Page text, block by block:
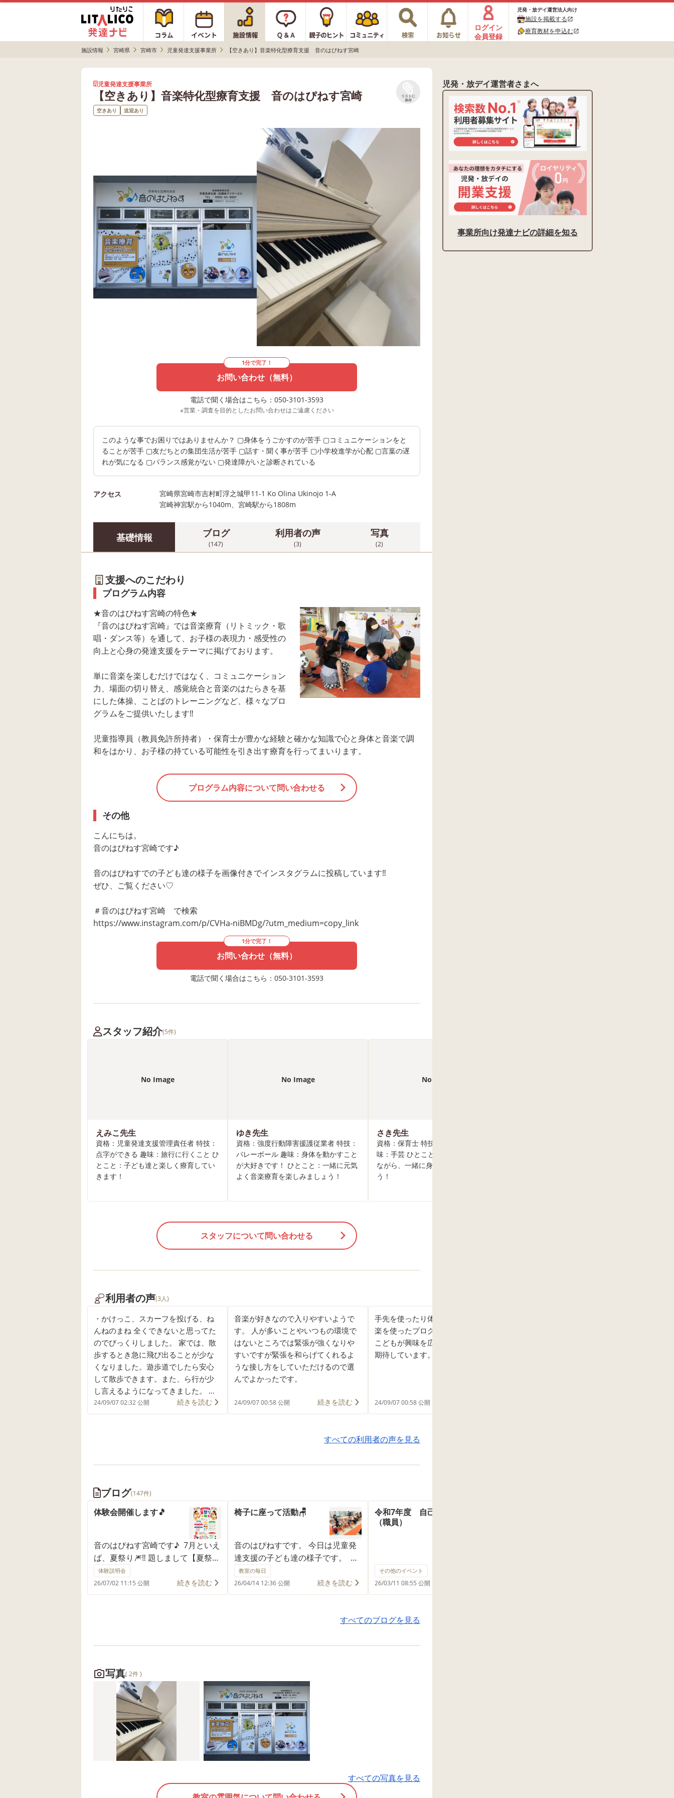
ログイン
会員登録
児発・放デイ運営法人向け
施設を掲載するopen_in_new
療育教材を申込むopen_in_new
施設情報 宮崎県 宮崎市 児童発達支援事業所 【空きあり】音楽特化型療育支援 音のはぴねす宮崎
児童発達支援事業所
【空きあり】音楽特化型療育支援 音のはぴねす宮崎
リストに
保存
空きあり 送迎あり
1分で完了！
お問い合わせ（無料）
電話で聞く場合はこちら：050-3101-3593
※営業・調査を目的としたお問い合わせはご遠慮ください
このような事でお困りではありませんか？ ▢身体をうごかすのが苦手 ▢コミュニケーションをと
ることが苦手 ▢友だちとの集団生活が苦手 ▢話す・聞く事が苦手 ▢小学校進学が心配 ▢言葉の遅
れが気になる ▢バランス感覚がない ▢発達障がいと診断されている
アクセス
宮崎県宮崎市吉村町浮之城甲11-1 Ko Olina Ukinojo 1-A
宮崎神宮駅から1040m、宮崎駅から1808m
基礎情報 ブログ
(147)
利用者の声
(3)
写真
(2)
支援へのこだわり
プログラム内容
★音のはぴねす宮崎の特色★
『音のはぴねす宮崎』では音楽療育（リトミック・歌
唱・ダンス等）を通して、お子様の表現力・感受性の
向上と心身の発達支援をテーマに掲げております。
単に音楽を楽しむだけではなく、コミュニケーション
力、場面の切り替え、感覚統合と音楽のはたらきを基
にした体操、ことばのトレーニングなど、様々なプロ
グラムをご提供いたします‼
児童指導員（教員免許所持者）・保育士が豊かな経験と確かな知識で心と身体と音楽で調
和をはかり、お子様の持ている可能性を引き出す療育を行ってまいります。
プログラム内容について問い合わせる
その他
こんにちは。
音のはぴねす宮崎です♪
音のはぴねすでの子ども達の様子を画像付きでインスタグラムに投稿しています‼
ぜひ、ご覧ください♡
＃音のはぴねす宮崎 で検索
https://www.instagram.com/p/CVHa-niBMDg/?utm_medium=copy_link
1分で完了！
お問い合わせ（無料）
電話で聞く場合はこちら：050-3101-3593
スタッフ紹介(5件)
No Image
えみこ先生
資格：児童発達支援管理責任者 特技：
点字ができる 趣味：旅行に行くこと ひ
とこと：子ども達と楽しく療育してい
きます！
No Image
ゆき先生
資格：強度行動障害援護従業者 特技：
バレーボール 趣味：身体を動かすこと
が大好きです！ ひとこと：一緒に元気
よく音楽療育を楽しみましょう！
No Image
さき先生
資格：保育士 特技：バレーボール 趣
味：手芸 ひとこと：音楽療育を楽しみ
ながら、一緒に身体を動かしましょ
う！
スタッフについて問い合わせる
利用者の声(3人)
・かけっこ、スカーフを投げる、ね
んねのまね 全くできないと思ってた
のでびっくりしました。 家では、散
歩するとき急に飛び出ることが少な
くなりました。遊歩道でしたら安心
して散歩できます。また、ら行が少
し言えるようになってきました。 ス
タッフの方々のおかげです。
24/09/07 02:32 公開 続きを読む
音楽が好きなので入りやすいようで
す。 人が多いことやいつもの環境で
はないところでは緊張が強くなりや
すいですが緊張を和らげてくれるよ
うな接し方をしていただけるので選
んでよかったです。
24/09/07 00:58 公開 続きを読む
手先を使ったり体を動かしたり、音
楽を使ったプログラムがあるので、
こどもが興味を広げていけることに
期待しています。
24/09/07 00:58 公開
すべての利用者の声を見る
ブログ(147件)
体験会開催します🎵
音のはぴねす宮崎です♪ 7月といえ
ば、夏祭り🎆‼️ 題しまして【夏祭り
体験会】を開催します。 音楽プロ
グラムを無料で体験できますよ。
そして、先着10名様には素敵なプ
体験説明会
26/07/02 11:15 公開 続きを読む
椅子に座って活動🪑
音のはぴねすです。 今日は児童発
達支援の子ども達の様子です。 み
んな行儀良く椅子に座ることがで
きています🪑 はじめは、なかなか
椅子に座れないお友達もいました
くなっています✨✨ 音のはぴねす
プログラム、椅子に座り活動する
通しをもたせ安心できるプログラ
ム内容にすることで、子ども達が
安心しのびのびと活動できるのだ
と思います。 音のはぴねすは、施
設外活動や製作活動等も行ってい
ます。 ☎️興味のある方はぜひぜひ
一度見学＆体験にいらしてくださ
【＃音のはぴねす宮崎🌼】 〒880-
教室の毎日
26/04/14 12:36 公開 続きを読む
令和7年度 自己評価表
（職員）
その他のイベント
26/03/11 08:55 公開
すべてのブログを見る
写真( 2件 )
すべての写真を見る
児発・放デイ運営者さまへ
事業所向け発達ナビの詳細を知る